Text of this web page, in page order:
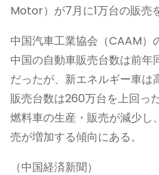
Motor）が7月に1万台の販売
中国汽車工業協会（CAAM）
中国の自動車販売台数は前年
だったが、新エネルギー車は
販売台数は260万台を上回っ
燃料車の生産・販売が減少し
売が増加する傾向にある。
（中国経済新聞）